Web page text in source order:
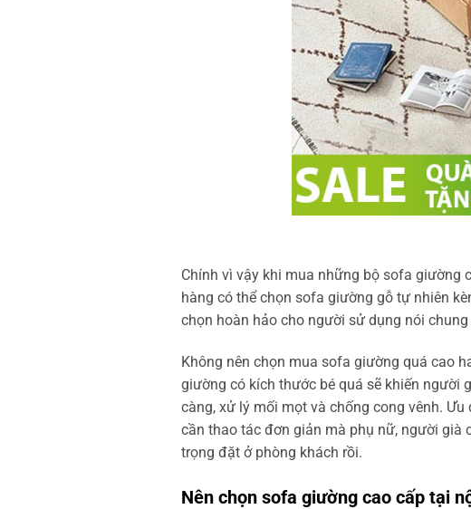
Chính vì vậy khi mua những bộ sofa giường
hàng có thể chọn sofa giường gỗ tự nhiên
chọn hoàn hảo cho người sử dụng nói
Không nên chọn mua sofa giường quá cao
giường có kích thước bé quá sẽ khiến người
càng, xử lý mối mọt và chống cong vênh.
cần thao tác đơn giản mà phụ nữ, người già
trọng đặt ở phòng khách rồi.
Nên chọn sofa giường cao cấp tại